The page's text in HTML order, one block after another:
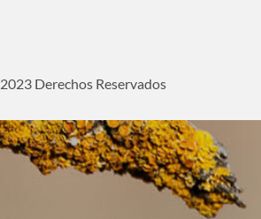
2023 Derechos Reservados